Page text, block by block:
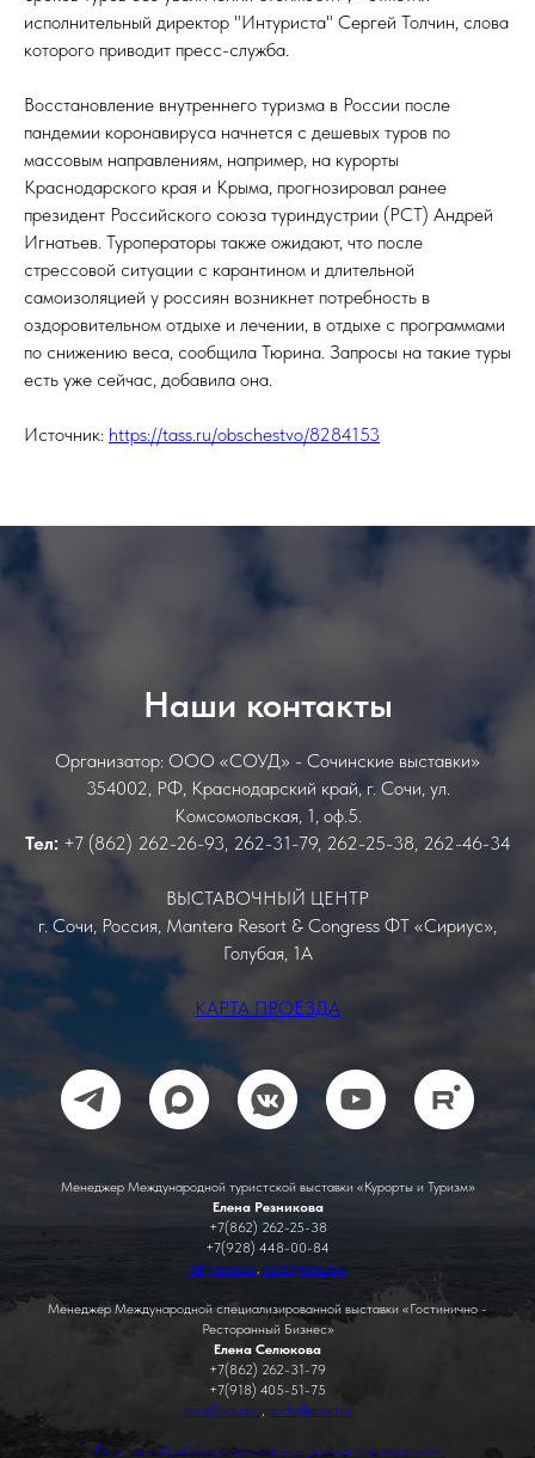
исполнительный директор "Интуриста" Сергей Толчин, слова
которого приводит пресс-служба.
Восстановление внутреннего туризма в России после
пандемии коронавируса начнется с дешевых туров по
массовым направлениям, например, на курорты
Краснодарского края и Крыма, прогнозировал ранее
президент Российского союза туриндустрии (РСТ) Андрей
Игнатьев. Туроператоры также ожидают, что после
стрессовой ситуации с карантином и длительной
самоизоляцией у россиян возникнет потребность в
оздоровительном отдыхе и лечении, в отдыхе с программами
по снижению веса, сообщила Тюрина. Запросы на такие туры
есть уже сейчас, добавила она.
Источник: https://tass.ru/obschestvo/8284153
Наши контакты
Организатор: ООО «СОУД» - Сочинские выставки»
354002, РФ, Краснодарский край, г. Сочи, ул.
Комсомольская, 1, оф.5.
Тел:+7 (862) 262-26-93, 262-31-79, 262-25-38, 262-46-34
ВЫСТАВОЧНЫЙ ЦЕНТР
г. Сочи, Россия, Mantera Resort & Congress ФТ «Сириус»,
Голубая, 1А
КАРТА ПРОЕЗДА
Менеджер Международной туристской выставки «Курорты и Туризм»
Елена Резникова
+7(862) 262-25-38
+7(928) 448-00-84
alf@soud.ru, sochi@soud.ru
Менеджер Международной специализированной выставки «Гостинично -
Ресторанный Бизнес»
Елена Селюкова
+7(862) 262-31-79
+7(918) 405-51-75
lena@soud.ru, sochi@soud.ru
Политика обработки персональных данных пользователей